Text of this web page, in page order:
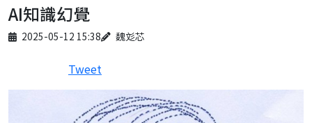
AI知識幻覺
Published on
2025-05-12 15:38
Author 魏彣芯
Tweet